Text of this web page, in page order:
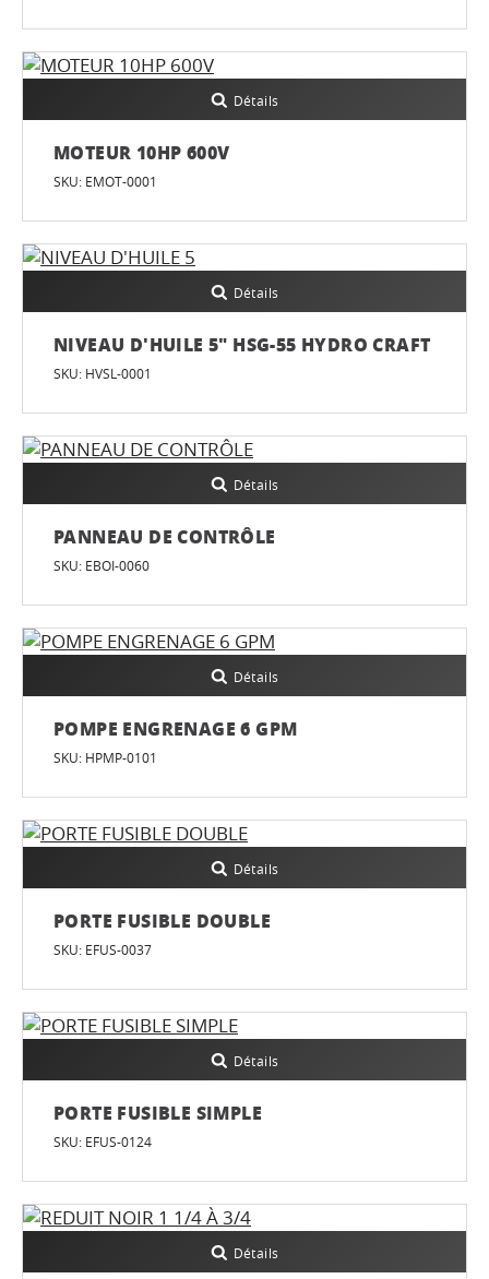
Détails
MOTEUR 10HP 600V
SKU: EMOT-0001
Détails
NIVEAU D'HUILE 5" HSG-55 HYDRO CRAFT
SKU: HVSL-0001
Détails
PANNEAU DE CONTRÔLE
SKU: EBOI-0060
Détails
POMPE ENGRENAGE 6 GPM
SKU: HPMP-0101
Détails
PORTE FUSIBLE DOUBLE
SKU: EFUS-0037
Détails
PORTE FUSIBLE SIMPLE
SKU: EFUS-0124
Détails